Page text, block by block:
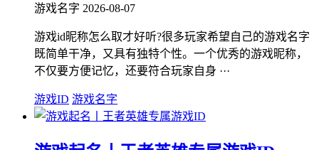
游戏名字 2026-08-07
游戏id昵称怎么取才好听?很多玩家希望自己的游戏名字
既简单干净，又具有独特个性。一个优秀的游戏昵称，
不仅要方便记忆，还要符合玩家自身 ···
游戏ID 游戏名字